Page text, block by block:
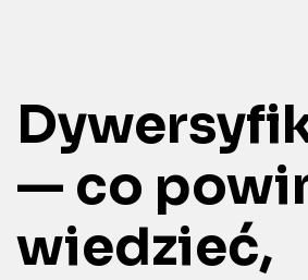
— co
wiedzieć,